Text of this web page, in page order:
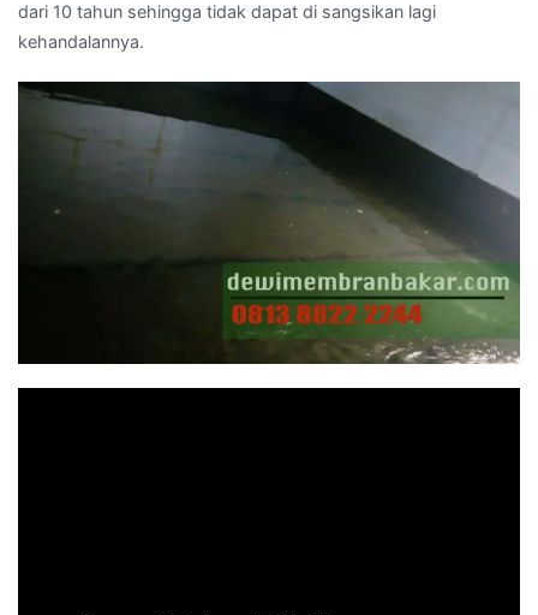
dari 10 tahun sehingga tidak dapat di sangsikan lagi
kehandalannya.